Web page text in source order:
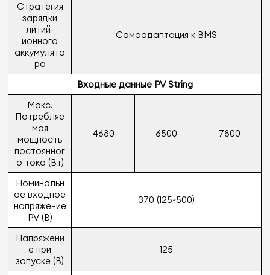
Стратегия
зарядки
литий-
ионного
аккумулято
ра
Самоадаптация к BMS
Входные данные PV String
Макс.
Потребляе
мая
мощность
постоянног
о тока (Вт)
4680 6500 7800
Номинальн
ое входное
напряжение
PV (В)
370 (125~500)
Напряжени
е при
запуске (В)
125